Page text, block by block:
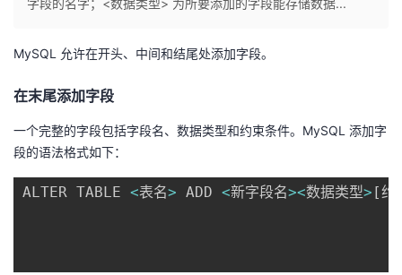
人
主
页
的
开
发
者
我
的
开
发
我
的
Programs
我
的
字段的名字；<数据类型> 为所要添加的字段能存储数据...
MySQL 允许在开头、中间和结尾处添加字段。
在末尾添加字段
一个完整的字段包括字段名、数据类型和约束条件。MySQL 添加字
段的语法格式如下：
ALTER TABLE <表名> ADD <新字段名><数据类型> [约